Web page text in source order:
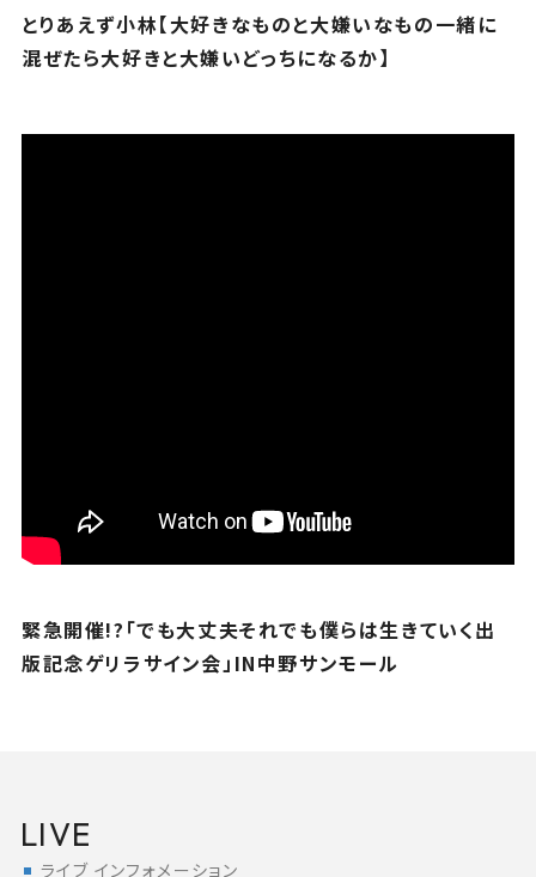
とりあえず小林【大好きなものと大嫌いなもの一緒に
混ぜたら大好きと大嫌いどっちになるか】
緊急開催!?「でも大丈夫それでも僕らは生きていく出
版記念ゲリラサイン会」IN中野サンモール
LIVE
ライブ インフォメーション